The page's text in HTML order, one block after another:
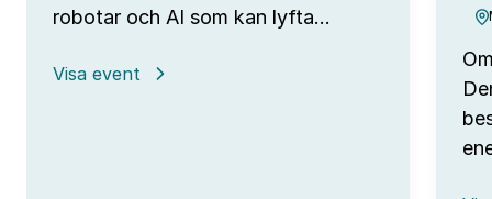
robotar och AI som kan lyfta…
Visa event
: